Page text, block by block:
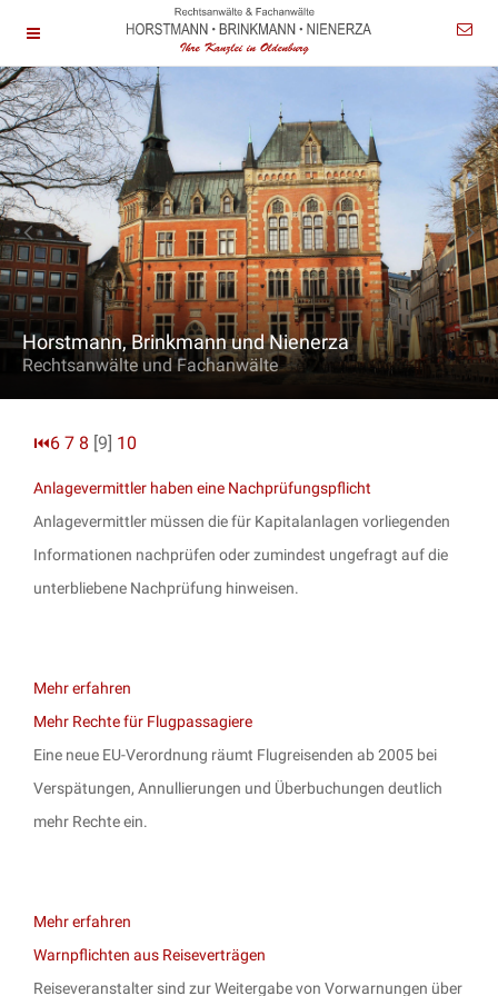
Horstmann, Brinkmann und Nienerza
Rechtsanwälte und Fachanwälte
⏮6 7 8 [9] 10
Anlagevermittler haben eine Nachprüfungspflicht
Anlagevermittler müssen die für Kapitalanlagen vorliegenden
Informationen nachprüfen oder zumindest ungefragt auf die
unterbliebene Nachprüfung hinweisen.
Mehr erfahren
Mehr Rechte für Flugpassagiere
Eine neue EU-Verordnung räumt Flugreisenden ab 2005 bei
Verspätungen, Annullierungen und Überbuchungen deutlich
mehr Rechte ein.
Mehr erfahren
Warnpflichten aus Reiseverträgen
Reiseveranstalter sind zur Weitergabe von Vorwarnungen über